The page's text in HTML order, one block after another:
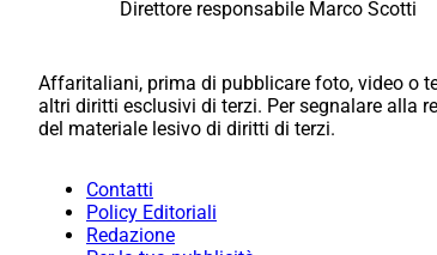
Direttore responsabile Marco Scotti
Affaritaliani, prima di pubblicare foto, video o
altri diritti esclusivi di terzi. Per segnalare alla
del materiale lesivo di diritti di terzi.
Contatti
Policy Editoriali
Redazione